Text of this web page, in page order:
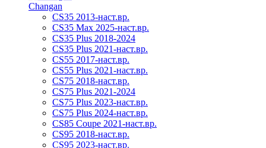
Changan
CS35 2013-наст.вр.
CS35 Max 2025-наст.вр.
CS35 Plus 2018-2024
CS35 Plus 2021-наст.вр.
CS55 2017-наст.вр.
CS55 Plus 2021-наст.вр.
CS75 2018-наст.вр.
CS75 Plus 2021-2024
CS75 Plus 2023-наст.вр.
CS75 Plus 2024-наст.вр.
CS85 Coupe 2021-наст.вр.
CS95 2018-наст.вр.
CS95 2023-наст.вр.